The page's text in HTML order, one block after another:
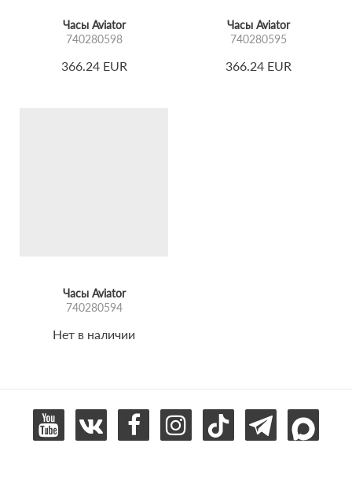
Часы Aviator
740280598
366.24 EUR
Часы Aviator
740280595
366.24 EUR
Часы Aviator
740280594
Нет в наличии